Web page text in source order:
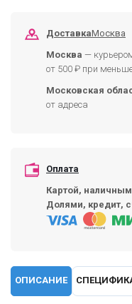
ДоставкаМосква
Москва —
от 500 ₽ при
Московская
от адреса
Оплата
Картой,
Долями, кредит,
ОПИСАНИЕ